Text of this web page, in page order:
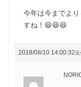
今年は今までよ
すね！😆😆😆
2018/08/10 14:00:32返